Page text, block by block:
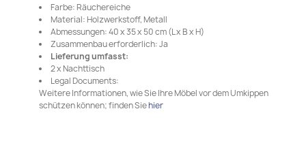
Farbe: Räuchereiche
Material: Holzwerkstoff, Metall
Abmessungen: 40 x 35 x 50 cm (L x B x H)
Zusammenbau erforderlich: Ja
Lieferung umfasst:
2 x Nachttisch
Legal Documents:
Weitere Informationen, wie Sie Ihre Möbel vor dem Umkippen
schützen können; finden Siehier